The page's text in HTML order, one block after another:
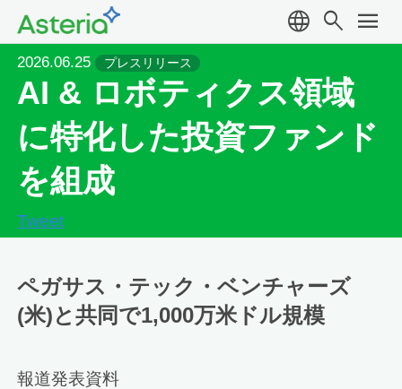
language search menu
2026.06.25 プレスリリース
AI & ロボティクス領域
に特化した投資ファンド
を組成
Tweet
ペガサス・テック・ベンチャーズ
(米)と共同で1,000万米ドル規模
報道発表資料